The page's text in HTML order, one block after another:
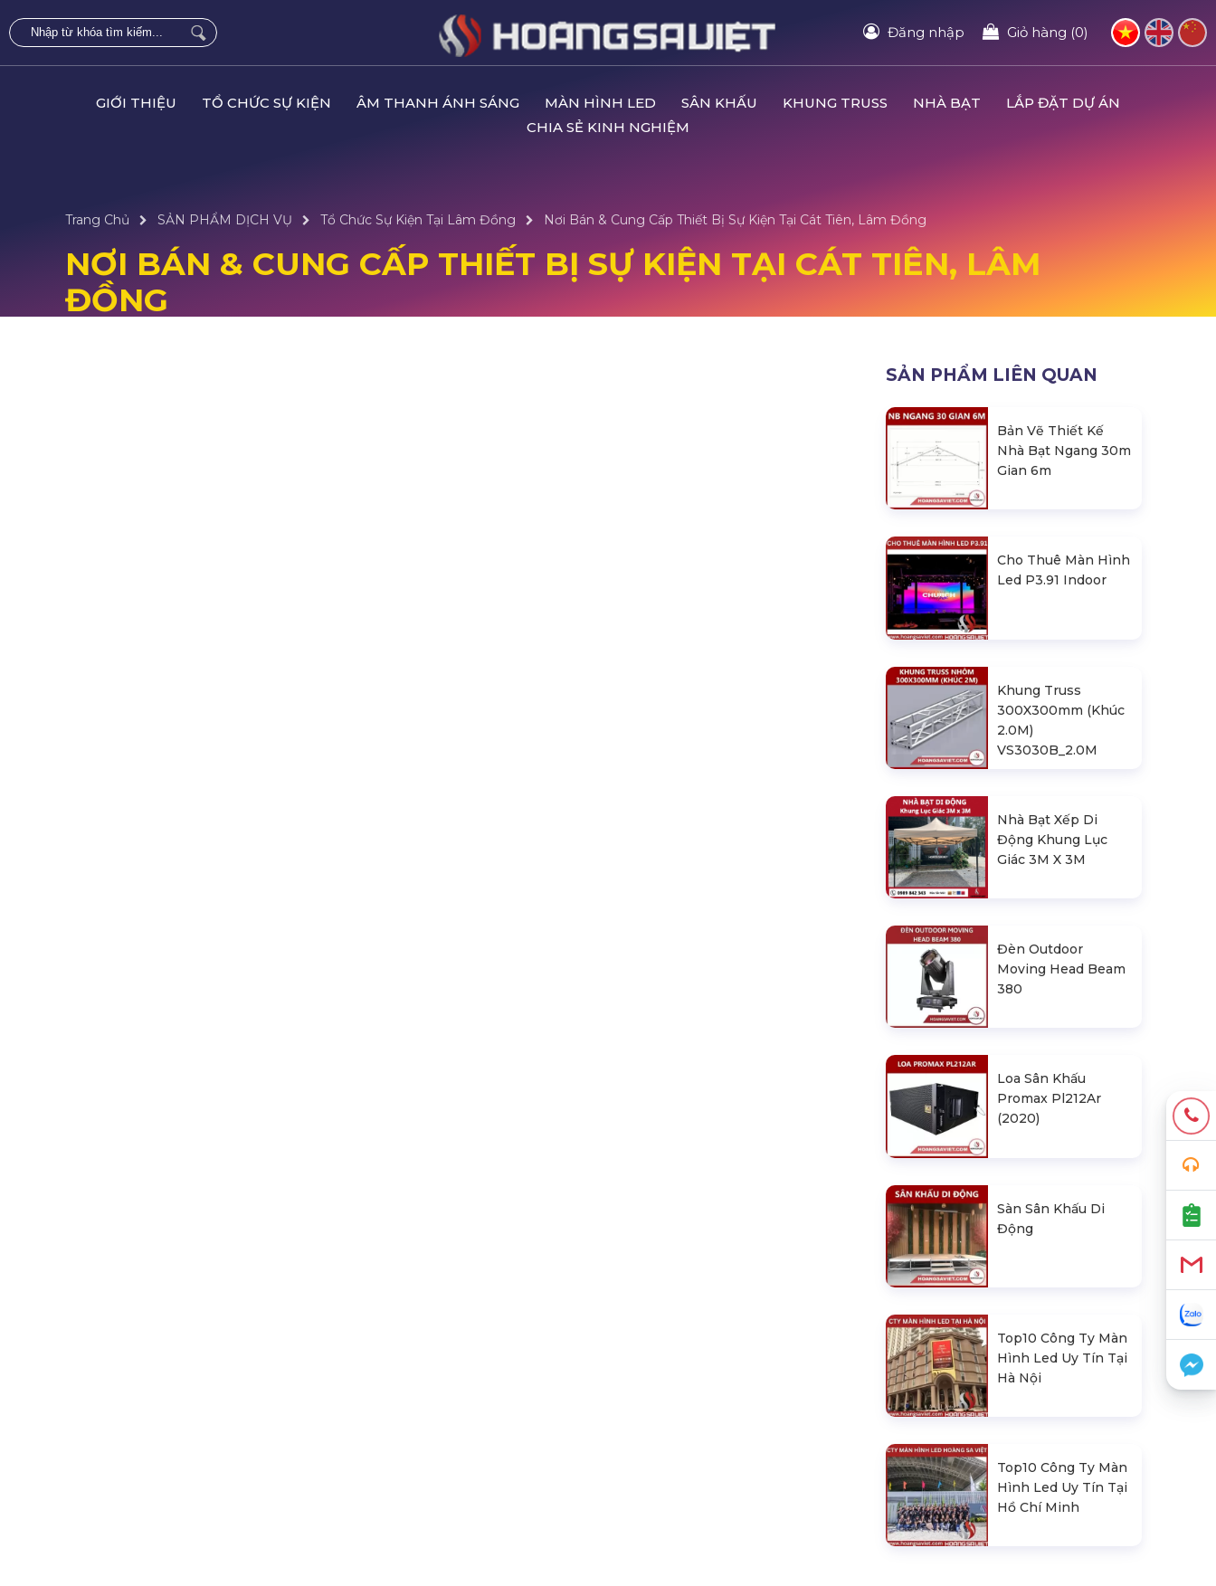
Đăng nhập Giỏ hàng (0)
GIỚI THIỆU TỔ CHỨC SỰ KIỆN ÂM THANH ÁNH SÁNG MÀN HÌNH LED SÂN KHẤU KHUNG TRUSS NHÀ BẠT
LẮP ĐẶT DỰ ÁN
CHIA SẺ KINH NGHIỆM
Trang Chủ SẢN PHẨM DỊCH VỤ Tổ Chức Sự Kiện Tại Lâm Đồng Nơi Bán & Cung Cấp Thiết Bị Sự Kiện Tại Cát Tiên, Lâm Đồng
NƠI BÁN & CUNG CẤP THIẾT BỊ SỰ KIỆN TẠI CÁT TIÊN, LÂM
ĐỒNG
SẢN PHẨM LIÊN QUAN
Bản Vẽ Thiết Kế
Nhà Bạt Ngang 30m
Gian 6m
Cho Thuê Màn Hình
Led P3.91 Indoor
Khung Truss
300X300mm (Khúc
2.0M)
VS3030B_2.0M
Nhà Bạt Xếp Di
Động Khung Lục
Giác 3M X 3M
Đèn Outdoor
Moving Head Beam
380
Loa Sân Khấu
Promax Pl212Ar
(2020)
Sàn Sân Khấu Di
Động
Top10 Công Ty Màn
Hình Led Uy Tín Tại
Hà Nội
Top10 Công Ty Màn
Hình Led Uy Tín Tại
Hồ Chí Minh